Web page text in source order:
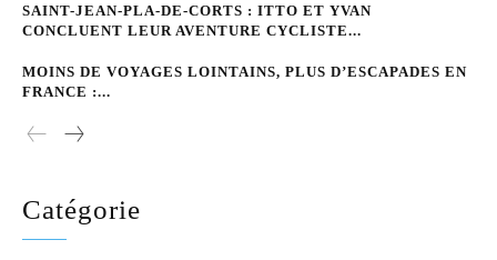
SAINT-JEAN-PLA-DE-CORTS : ITTO ET YVAN
CONCLUENT LEUR AVENTURE CYCLISTE...
MOINS DE VOYAGES LOINTAINS, PLUS D’ESCAPADES EN
FRANCE :...
Catégorie